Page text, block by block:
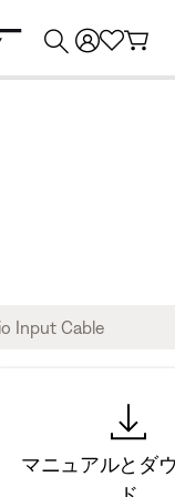
マニュアルとダ